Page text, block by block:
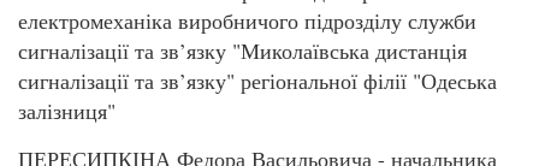
електромеханіка виробничого підрозділу служби
сигналізації та зв’язку "Миколаївська дистанція
сигналізації та зв’язку" регіональної філії "Одеська
залізниця"
ПЕРЕСИПКІНА Федора Васильовича - начальника